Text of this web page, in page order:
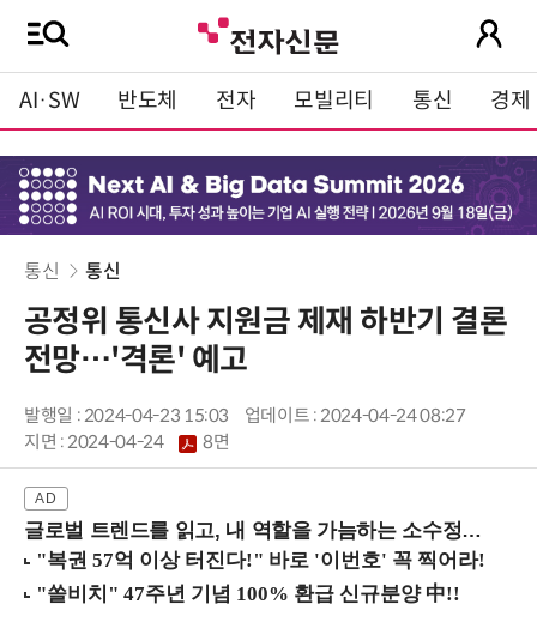
AI·SW 반도체 전자 모빌리티 통신 경제
통신 통신
공정위 통신사 지원금 제재 하반기 결론
전망…'격론' 예고
발행일 : 2024-04-23 15:03
업데이트 : 2024-04-24 08:27
지면 :2024-04-24 8면
글로벌 트렌드를 읽고, 내 역할을 가늠하는 소수정예 실습 워크숍 (8/28 신논현역)